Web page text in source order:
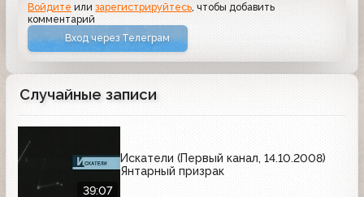
Войдите илизарегистрируйтесь, чтобы добавить
комментарий
Вход через Телеграм
Случайные записи
39:07
Искатели (Первый канал, 14.10.2008)
Янтарный призрак